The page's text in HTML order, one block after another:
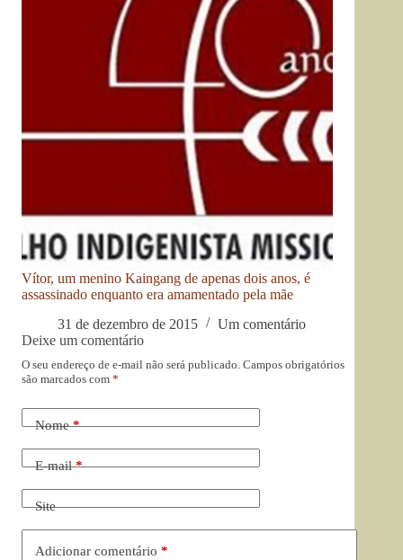
Vítor, um menino Kaingang de apenas dois anos, é
assassinado enquanto era amamentado pela mãe
31 de dezembro de 2015
Um comentário
Deixe um comentário
O seu endereço de e-mail não será publicado. Campos obrigatórios
são marcados com *
Nome*
E-mail*
Site
Adicionar comentário *